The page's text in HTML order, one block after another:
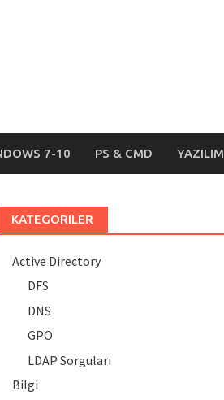
7-10 PS & CMD YAZILIM
KATEGORILER
Active Directory
DFS
DNS
GPO
LDAP Sorguları
Bilgi